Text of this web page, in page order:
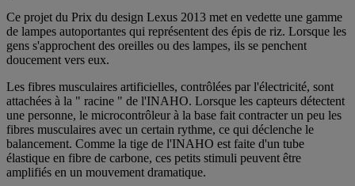
Ce projet du Prix du design Lexus 2013 met en vedette une gamme
de lampes autoportantes qui représentent des épis de riz. Lorsque les
gens s'approchent des oreilles ou des lampes, ils se penchent
doucement vers eux.
Les fibres musculaires artificielles, contrôlées par l'électricité, sont
attachées à la " racine " de l'INAHO. Lorsque les capteurs détectent
une personne, le microcontrôleur à la base fait contracter un peu les
fibres musculaires avec un certain rythme, ce qui déclenche le
balancement. Comme la tige de l'INAHO est faite d'un tube
élastique en fibre de carbone, ces petits stimuli peuvent être
amplifiés en un mouvement dramatique.